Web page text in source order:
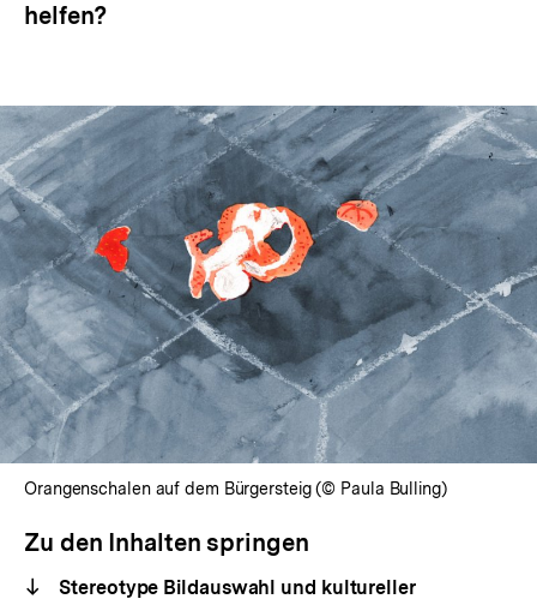
helfen?
Orangenschalen auf dem Bürgersteig (© Paula Bulling)
Zu den Inhalten springen
Stereotype Bildauswahl und kultureller